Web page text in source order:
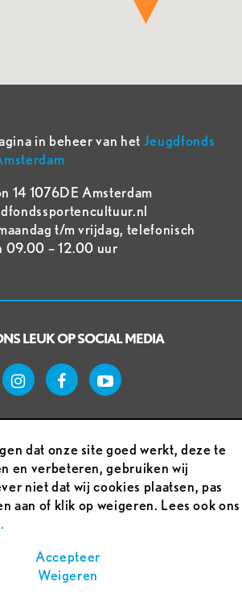
in beheer van het Jeugdfonds
14 1076DE Amsterdam
t/m vrijdag, telefonisch
09.00 – 12.00 uur
LEUK OP SOCIAL MEDIA
Voorwaarden
Sitemap
dat onze site goed werkt, deze te
en verbeteren, gebruiken wij
niet dat wij cookies plaatsen, pas
aan of klik op weigeren. Lees ook ons
Accepteer
Weigeren